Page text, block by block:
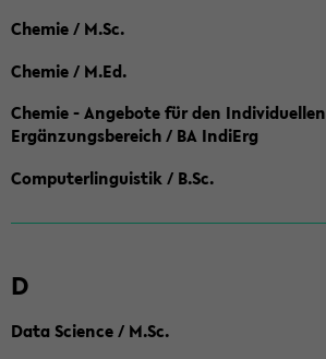
Chemie / M.Sc.
Chemie / M.Ed.
Chemie - Angebote für den Individuellen
Ergänzungsbereich / BA IndiErg
Computerlinguistik / B.Sc.
D
Data Science / M.Sc.